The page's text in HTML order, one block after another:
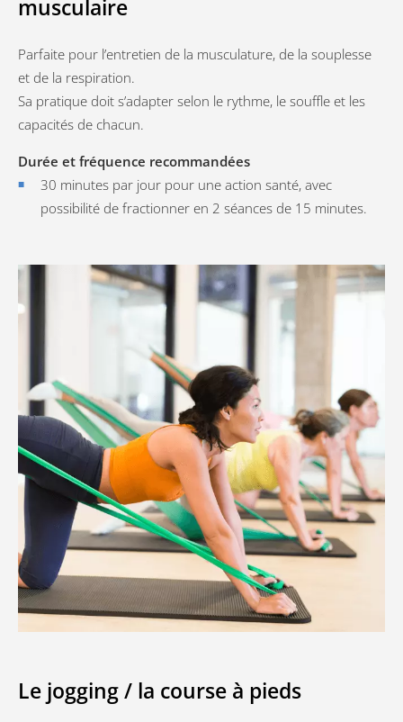
musculaire
Parfaite pour l’entretien de la musculature, de la souplesse
et de la respiration.
Sa pratique doit s’adapter selon le rythme, le souffle et les
capacités de chacun.
Durée et fréquence recommandées
30 minutes par jour pour une action santé, avec
possibilité de fractionner en 2 séances de 15 minutes.
Le jogging / la course à pieds